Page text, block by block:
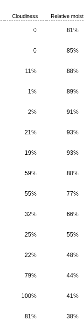
Cloudiness Relative moist
0 81%
0 85%
11% 88%
1% 89%
2% 91%
21% 93%
19% 93%
59% 88%
55% 77%
32% 66%
25% 55%
22% 48%
79% 44%
100% 41%
81% 38%